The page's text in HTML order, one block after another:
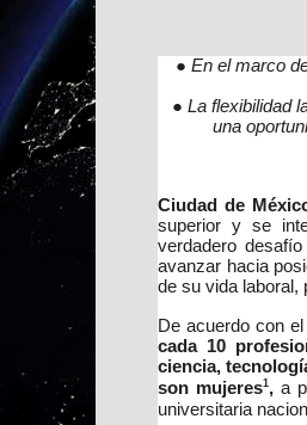
● En el marco
● La flexibilidad
una
Ciudad de
superior y se
verdadero
avanzar hacia
de su vida laboral,
De acuerdo con el
cada 10
ciencia,
son mujeres1 , a
universitaria